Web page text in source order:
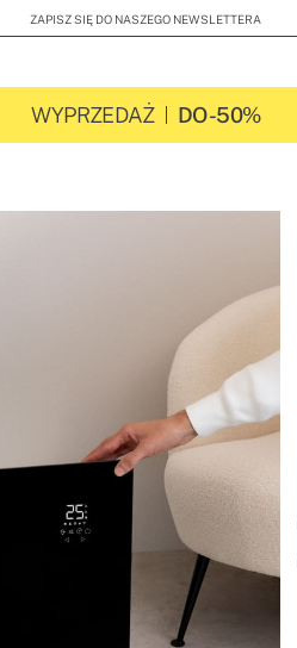
ZAPISZ SIĘ DO NASZEGO NEWSLETTERA
WYPRZEDAŻ DO -50%